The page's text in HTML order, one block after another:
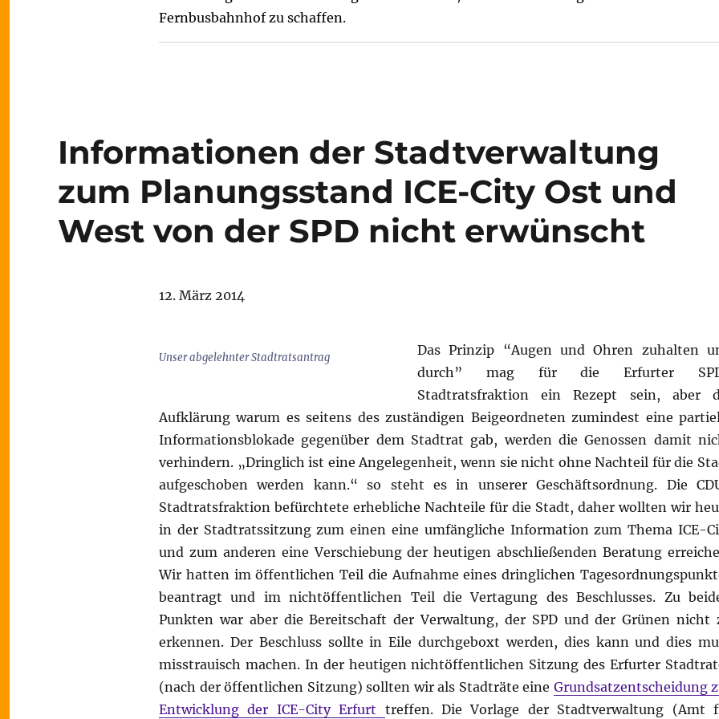
Fernbusbahnhof zu schaffen.
Informationen der Stadtverwaltung
zum Planungsstand ICE-City Ost und
West von der SPD nicht erwünscht
12. März 2014
Unser abgelehnter Stadtratsantrag
Das Prinzip “Augen und Ohren zuhalten
durch” mag für die Erfurter
Stadtratsfraktion ein Rezept sein, aber
Aufklärung warum es seitens des zuständigen Beigeordneten zumindest eine
Informationsblokade gegenüber dem Stadtrat gab, werden die Genossen damit
verhindern. „Dringlich ist eine Angelegenheit, wenn sie nicht ohne Nachteil für die
aufgeschoben werden kann.“ so steht es in unserer Geschäftsordnung. Die
Stadtratsfraktion befürchtete erhebliche Nachteile für die Stadt, daher wollten wir
in der Stadtratssitzung zum einen eine umfängliche Information zum Thema ICE-
und zum anderen eine Verschiebung der heutigen abschließenden Beratung
Wir hatten im öffentlichen Teil die Aufnahme eines dringlichen
beantragt und im nichtöffentlichen Teil die Vertagung des Beschlusses. Zu
Punkten war aber die Bereitschaft der Verwaltung, der SPD und der Grünen nicht
erkennen. Der Beschluss sollte in Eile durchgeboxt werden, dies kann und dies
misstrauisch machen. In der heutigen nichtöffentlichen Sitzung des Erfurter
(nach der öffentlichen Sitzung) sollten wir als Stadträte eine Grundsatzentscheidung
Entwicklung der ICE-City Erfurt treffen. Die Vorlage der Stadtverwaltung (Amt